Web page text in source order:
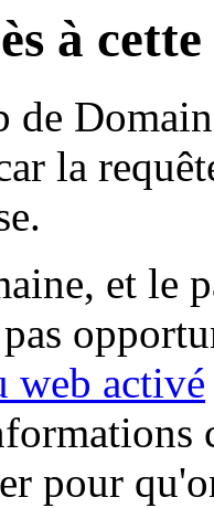
à
de
la
et le
web activé
pour